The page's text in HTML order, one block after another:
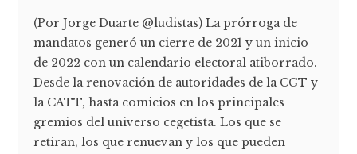
(Por Jorge Duarte @ludistas) La prórroga de
mandatos generó un cierre de 2021 y un inicio
de 2022 con un calendario electoral atiborrado.
Desde la renovación de autoridades de la CGT y
la CATT, hasta comicios en los principales
gremios del universo cegetista. Los que se
retiran, los que renuevan y los que pueden